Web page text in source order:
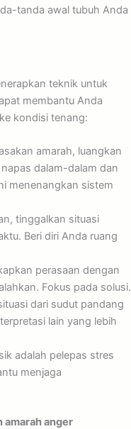
tanda awal tubuh Anda
teknik untuk
membantu Anda
kondisi tenang:
amarah, luangkan
dalam-dalam dan
menenangkan sistem
tinggalkan situasi
Beri diri Anda ruang
perasaan dengan
Fokus pada solusi.
dari sudut pandang
lain yang lebih
adalah pelepas stres
menjaga
amarah anger